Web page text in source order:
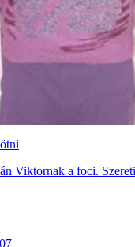
Viktornak a foci.